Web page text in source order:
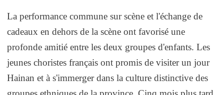
La performance commune sur scène et l'échange de
cadeaux en dehors de la scène ont favorisé une
profonde amitié entre les deux groupes d'enfants. Les
jeunes choristes français ont promis de visiter un jour
Hainan et à s'immerger dans la culture distinctive des